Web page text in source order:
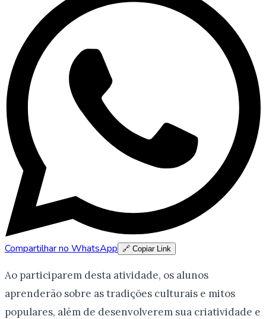
Compartilhar no WhatsApp 🔗 Copiar Link
Ao participarem desta atividade, os alunos
aprenderão sobre as tradições culturais e mitos
populares, além de desenvolverem sua criatividade e